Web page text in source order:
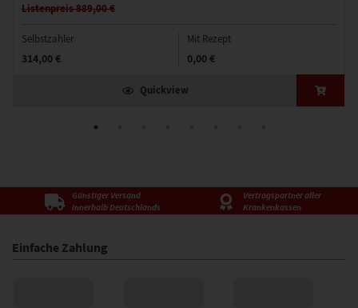
Listenpreis 889,00 €
Selbstzahler
314,00 €
Mit Rezept
0,00 €
Quickview
Günstiger Versand
innerhalb Deutschlands
Vertragspartner aller
Krankenkassen
Einfache Zahlung